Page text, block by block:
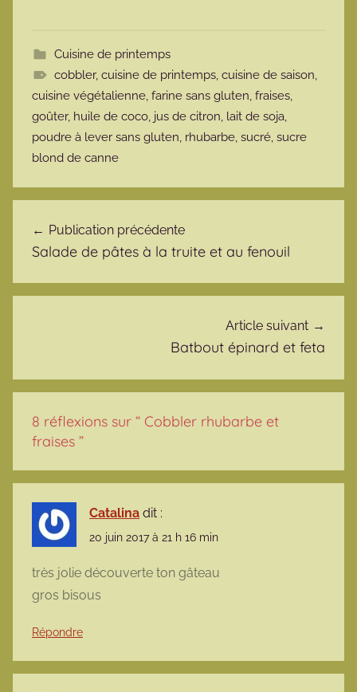
Cuisine de printemps
cobbler, cuisine de printemps, cuisine de saison,
cuisine végétalienne, farine sans gluten, fraises,
goûter, huile de coco, jus de citron, lait de soja,
poudre à lever sans gluten, rhubarbe, sucré, sucre
blond de canne
Publication précédente
Salade de pâtes à la truite et au fenouil
Article suivant
Batbout épinard et feta
8 réflexions sur “ Cobbler rhubarbe et
fraises ”
Catalina dit :
20 juin 2017 à 21 h 16 min
très jolie découverte ton gâteau
gros bisous
Répondre